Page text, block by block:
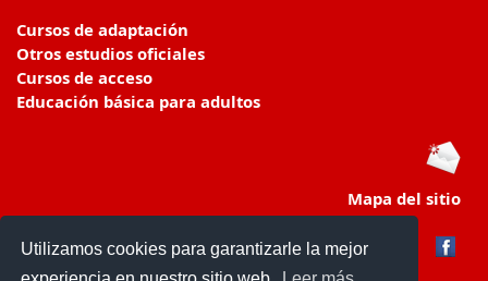
Utilizamos cookies para garantizarle la mejor
Cursos de adaptación
Otros estudios oficiales
Cursos de acceso
Educación básica para adultos
Mapa del sitio